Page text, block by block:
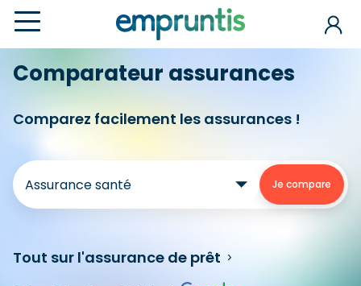
Comparateur assurances
Comparez facilement les assurances !
Tout sur l'assurance de prêt